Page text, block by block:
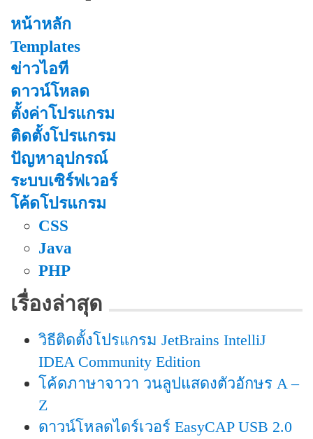
หน้าหลัก
Templates
ข่าวไอที
ดาวน์โหลด
ตั้งค่าโปรแกรม
ติดตั้งโปรแกรม
ปัญหาอุปกรณ์
ระบบเซิร์ฟเวอร์
โค้ดโปรแกรม
CSS
Java
PHP
เรื่องล่าสุด
วิธีติดตั้งโปรแกรม JetBrains IntelliJ
IDEA Community Edition
โค้ดภาษาจาวา วนลูปแสดงตัวอักษร A –
Z
ดาวน์โหลดไดร์เวอร์ EasyCAP USB 2.0